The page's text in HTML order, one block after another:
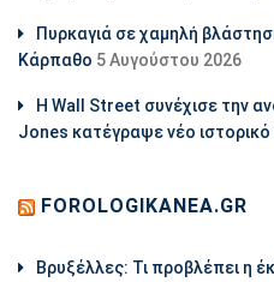
Πυρκαγιά σε χαμηλή
Κάρπαθο 5 Αυγούστου 2026
Η Wall Street συνέχισε την
Jones κατέγραψε νέο
FOROLOGIKANEA.GR
Βρυξέλλες: Τι προβλέπει η